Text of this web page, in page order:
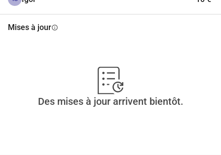
Mises à jourinfo
Des mises à jour arrivent bientôt.